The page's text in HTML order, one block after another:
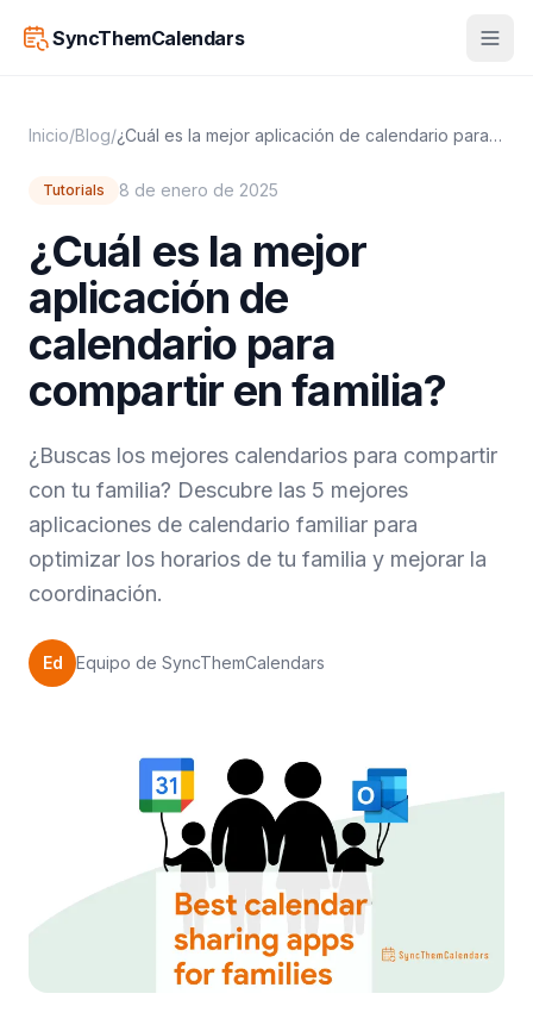
SyncThemCalendars
Inicio/Blog/ ¿Cuál es la mejor aplicación de calendario para compartir en familia?
Tutorials 8 de enero de 2025
¿Cuál es la mejor
aplicación de
calendario para
compartir en familia?
¿Buscas los mejores calendarios para compartir
con tu familia? Descubre las 5 mejores
aplicaciones de calendario familiar para
optimizar los horarios de tu familia y mejorar la
coordinación.
Ed Equipo de SyncThemCalendars